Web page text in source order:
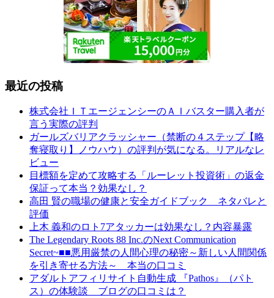
最近の投稿
株式会社ＩＴエージェンシーのＡＩバスター購入者が
言う実際の評判
ガールズバリアクラッシャー（禁断の４ステップ【略
奪寝取り】ノウハウ）の評判が気になる。リアルなレ
ビュー
目標額を定めて攻略する「ルーレット投資術」の返金
保証って本当？効果なし？
高田 賢の職場の健康と安全ガイドブック ネタバレと
評価
上木 義和のロト7アタッカーは効果なし？内容暴露
The Legendary Roots 88 Inc.のNext Communication
Secret~■■悪用厳禁の人間心理の秘密～新しい人間関係
を引き寄せる方法～ 本当の口コミ
アダルトアフィリサイト自動生成 『Pathos』（パト
ス）の体験談 ブログの口コミは？